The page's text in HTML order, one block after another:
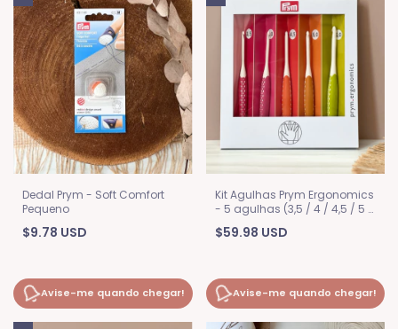
Dedal Prym - Soft Comfort
Pequeno
$9.78 USD
Avise-me quando chegar!
Kit Agulhas Prym Ergonomics
- 5 agulhas (3,5 / 4 / 4,5 / 5 /
$59.98 USD
Avise-me quando chegar!